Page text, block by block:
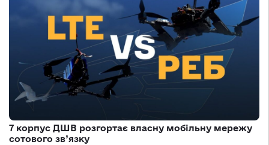
7 корпус ДШВ розгортає власну мобільну мережу
сотового зв’язку